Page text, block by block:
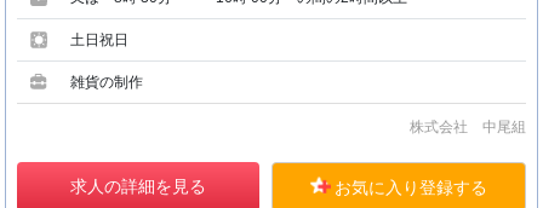
土日祝日
雑貨の制作
株式会社 中尾組
求人の詳細を見る お気に入り登録する